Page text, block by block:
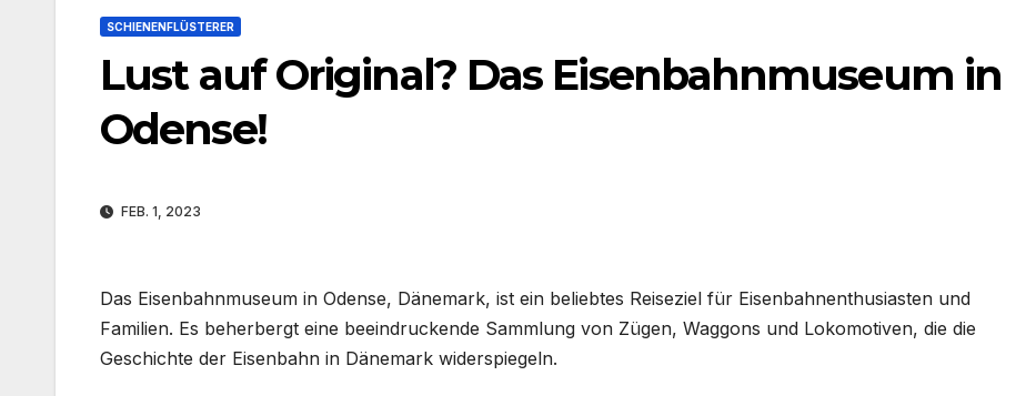
SCHIENENFLÜSTERER
Lust auf Original? Das Eisenbahnmuseum in
Odense!
FEB. 1, 2023
Das Eisenbahnmuseum in Odense, Dänemark, ist ein beliebtes Reiseziel für Eisenbahnenthusiasten und
Familien. Es beherbergt eine beeindruckende Sammlung von Zügen, Waggons und Lokomotiven, die die
Geschichte der Eisenbahn in Dänemark widerspiegeln.